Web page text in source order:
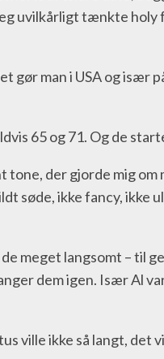
uvilkårligt tænkte holy
gør man i USA og
65 og 71. Og de
der gjorde mig
søde, ikke fancy, ikke
meget langsomt –
dem igen. Især Al
ville ikke så langt,